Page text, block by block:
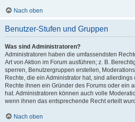
Nach oben
Benutzer-Stufen und Gruppen
Was sind Administratoren?
Administratoren haben die umfassendsten
Art von Aktion im Forum ausführen; z. B.
sperren, Benutzergruppen erstellen,
Rechte, die ein Administrator hat, sind
Rechte ihnen ein Gründer des Forums oder ein
hat. Administratoren können auch volle
wenn ihnen das entsprechende Recht erteilt
Nach oben